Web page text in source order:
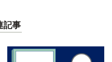
記事